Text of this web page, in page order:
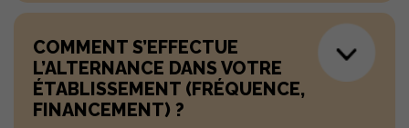
COMMENT S’EFFECTUE
L’ALTERNANCE DANS VOTRE
ÉTABLISSEMENT (FRÉQUENCE,
FINANCEMENT) ?